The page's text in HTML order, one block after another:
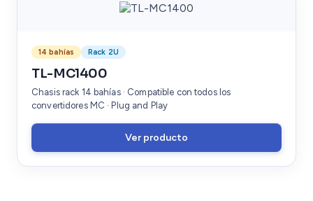
14 bahías Rack 2U
TL-MC1400
Chasis rack 14 bahías · Compatible con todos los
convertidores MC · Plug and Play
Ver producto